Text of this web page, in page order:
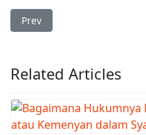
Previous article: Bekam
Prev
Related Articles